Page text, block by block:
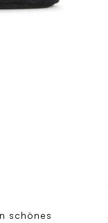
schönes